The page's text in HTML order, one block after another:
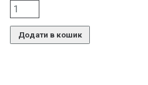
Додати в кошик